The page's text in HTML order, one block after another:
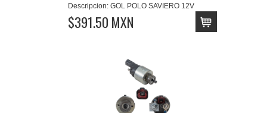
Descripcion: GOL POLO SAVIERO 12V
$391.50 MXN